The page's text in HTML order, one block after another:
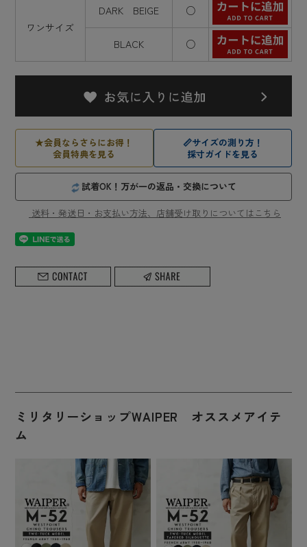
ワンサイズ
DARK BEIGE ○
BLACK ○
★会員ならさらにお得！
会員特典を見る
📏サイズの測り方！
採寸ガイドを見る
試着OK！万が一の返品・交換について
送料・発送日・お支払い方法、店舗受け取りについてはこちら
ミリタリーショップWAIPER オススメアイテ
ム